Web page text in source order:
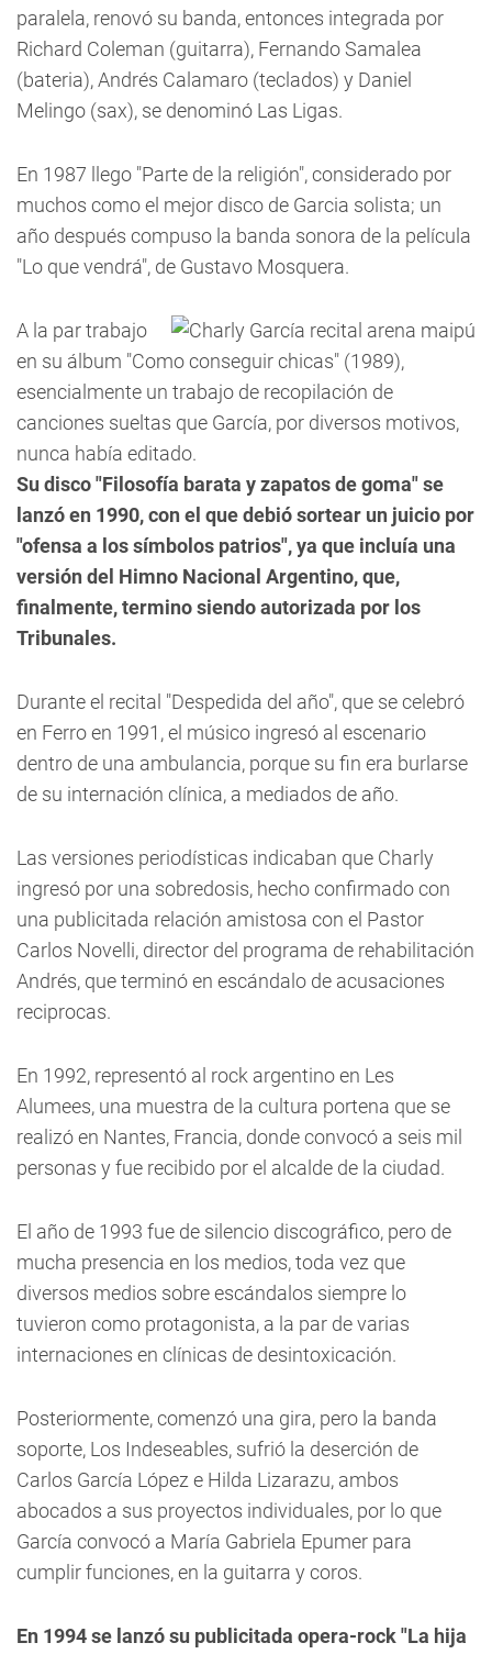
paralela, renovó su banda, entonces integrada por
Richard Coleman (guitarra), Fernando Samalea
(bateria), Andrés Calamaro (teclados) y Daniel
Melingo (sax), se denominó Las Ligas.
En 1987 llego "Parte de la religión", considerado por
muchos como el mejor disco de Garcia solista; un
año después compuso la banda sonora de la película
"Lo que vendrá", de Gustavo Mosquera.
A la par trabajo
en su álbum "Como conseguir chicas" (1989),
esencialmente un trabajo de recopilación de
canciones sueltas que García, por diversos motivos,
nunca había editado.
Su disco "Filosofía barata y zapatos de goma" se
lanzó en 1990, con el que debió sortear un juicio por
"ofensa a los símbolos patrios", ya que incluía una
versión del Himno Nacional Argentino, que,
finalmente, termino siendo autorizada por los
Tribunales.
Durante el recital "Despedida del año", que se celebró
en Ferro en 1991, el músico ingresó al escenario
dentro de una ambulancia, porque su fin era burlarse
de su internación clínica, a mediados de año.
Las versiones periodísticas indicaban que Charly
ingresó por una sobredosis, hecho confirmado con
una publicitada relación amistosa con el Pastor
Carlos Novelli, director del programa de rehabilitación
Andrés, que terminó en escándalo de acusaciones
reciprocas.
En 1992, representó al rock argentino en Les
Alumees, una muestra de la cultura portena que se
realizó en Nantes, Francia, donde convocó a seis mil
personas y fue recibido por el alcalde de la ciudad.
El año de 1993 fue de silencio discográfico, pero de
mucha presencia en los medios, toda vez que
diversos medios sobre escándalos siempre lo
tuvieron como protagonista, a la par de varias
internaciones en clínicas de desintoxicación.
Posteriormente, comenzó una gira, pero la banda
soporte, Los Indeseables, sufrió la deserción de
Carlos García López e Hilda Lizarazu, ambos
abocados a sus proyectos individuales, por lo que
García convocó a María Gabriela Epumer para
cumplir funciones, en la guitarra y coros.
En 1994 se lanzó su publicitada opera-rock "La hija